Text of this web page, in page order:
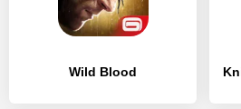
Wild Blood